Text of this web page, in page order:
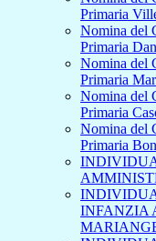
Primaria
Nomina del
Primaria
Nomina del
Primaria
Nomina del
Primaria
Nomina del
Primaria
INFANZIA